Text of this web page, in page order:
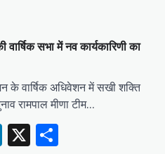
सभा में नव कार्यकारिणी का
वार्षिक अधिवेशन में सखी शक्ति
रामपाल मीणा टीम…
LinkedIn
X